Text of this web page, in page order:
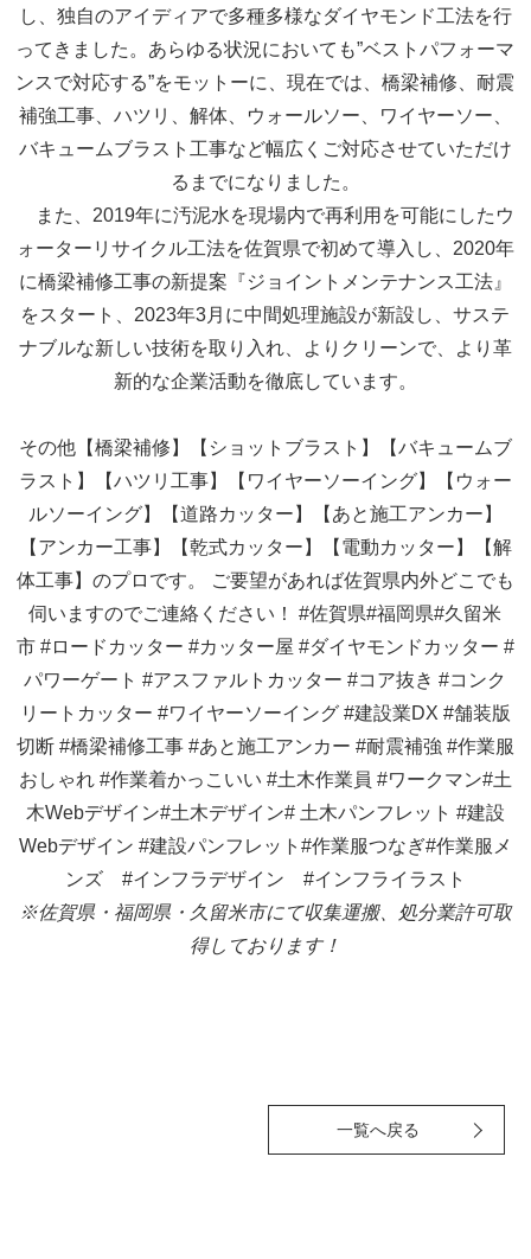
し、独自のアイディアで多種多様なダイヤモンド工法を行
ってきました。あらゆる状況においても”ベストパフォーマ
ンスで対応する”をモットーに、現在では、橋梁補修、耐震
補強工事、ハツリ、解体、ウォールソー、ワイヤーソー、
バキュームブラスト工事など幅広くご対応させていただけ
るまでになりました。
また、2019年に汚泥水を現場内で再利用を可能にしたウ
ォーターリサイクル工法を佐賀県で初めて導入し、2020年
に橋梁補修工事の新提案『ジョイントメンテナンス工法』
をスタート、2023年3月に中間処理施設が新設し、サステ
ナブルな新しい技術を取り入れ、よりクリーンで、より革
新的な企業活動を徹底しています。
その他【橋梁補修】【ショットブラスト】【バキュームブ
ラスト】【ハツリ工事】【ワイヤーソーイング】【ウォー
ルソーイング】【道路カッター】【あと施工アンカー】
【アンカー工事】【乾式カッター】【電動カッター】【解
体工事】のプロです。 ご要望があれば佐賀県内外どこでも
伺いますのでご連絡ください！#佐賀県#福岡県#久留米
市 #ロードカッター #カッター屋 #ダイヤモンドカッター #
パワーゲート #アスファルトカッター #コア抜き #コンク
リートカッター #ワイヤーソーイング #建設業DX #舗装版
切断 #橋梁補修工事 #あと施工アンカー #耐震補強 #作業服
おしゃれ #作業着かっこいい #土木作業員 #ワークマン#土
木Webデザイン#土木デザイン#土木パンフレット #建設
Webデザイン #建設パンフレット#作業服つなぎ#作業服メ
ンズ#インフラデザイン #インフライラスト
※佐賀県・福岡県・久留米市にて収集運搬、処分業許可取
得しております！
一覧へ戻る